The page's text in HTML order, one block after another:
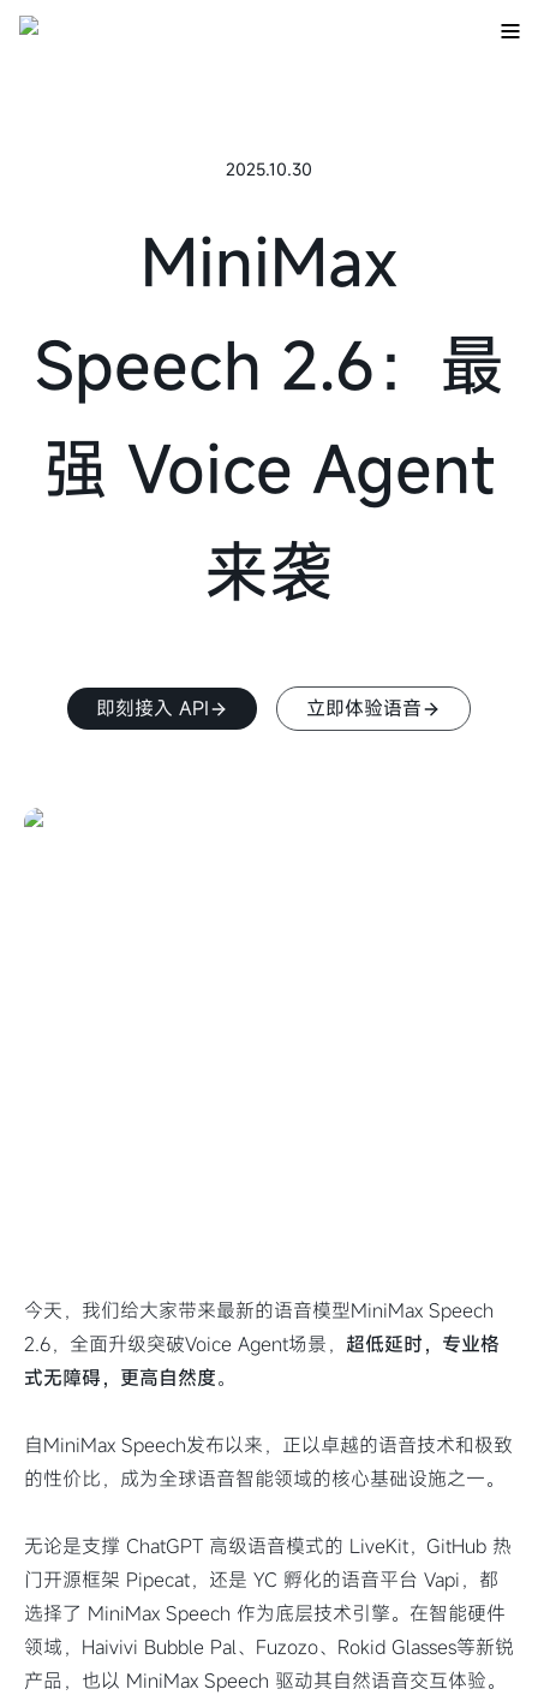
2025.10.30
MiniMax
Speech 2.6：最
强 Voice Agent
来袭
即刻接入 API 立即体验语音
今天，我们给大家带来最新的语音模型MiniMax Speech
2.6，全面升级突破Voice Agent场景， 超低延时，专业格
式无障碍，更高自然度。
自MiniMax Speech发布以来，正以卓越的语音技术和极致
的性价比，成为全球语音智能领域的核心基础设施之一。
无论是支撑 ChatGPT 高级语音模式的 LiveKit，GitHub 热
门开源框架 Pipecat，还是 YC 孵化的语音平台 Vapi，都
选择了 MiniMax Speech 作为底层技术引擎。在智能硬件
领域，Haivivi Bubble Pal、Fuzozo、Rokid Glasses等新锐
产品，也以 MiniMax Speech 驱动其自然语音交互体验。